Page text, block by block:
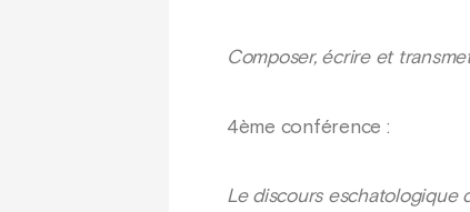
Composer, écrire et
4ème conférence :
Le discours eschatologique